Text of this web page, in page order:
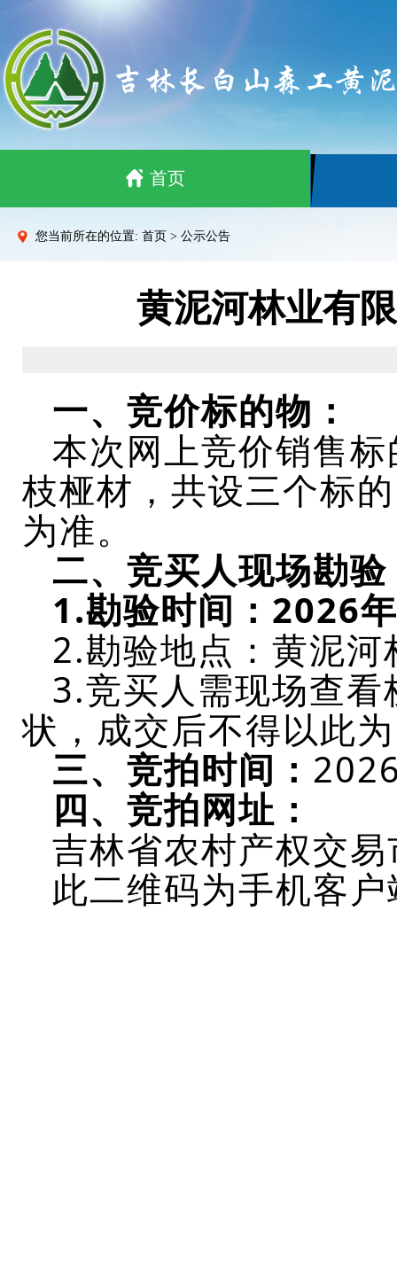
首页
您当前所在的位置: 首页 > 公示公告
黄泥河林业有
一、 竞价标的物：
本次网上竞价销售
枝桠材 ，共设三个标
为准。
二、竞买人现场勘验
1.勘验时间： 2026
2.勘验地点：黄泥
3.竞买人需现场查
状，成交后不得以此
三、竞拍时间：
四、竞拍网址：
吉林省农村产权交
此二维码为手机客